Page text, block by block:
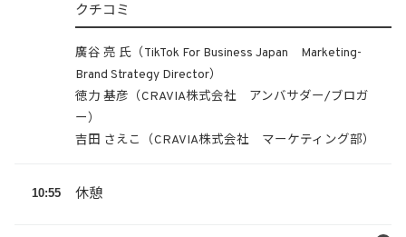
クチコミ
廣谷 亮 氏（TikTok For Business Japan Marketing-
Brand Strategy Director）
徳力 基彦（CRAVIA株式会社 アンバサダー/ブロガ
ー）
吉田 さえこ（CRAVIA株式会社 マーケティング部）
10:55 休憩